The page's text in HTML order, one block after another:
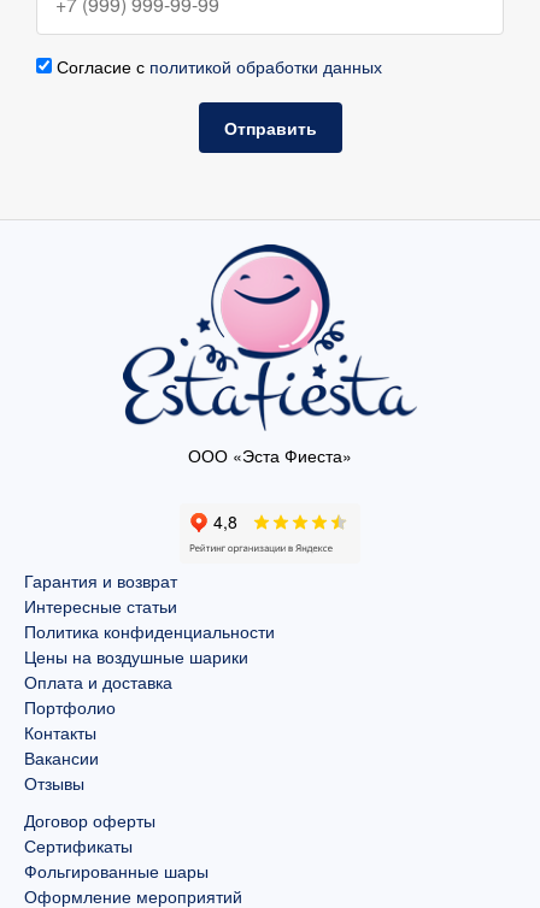
Согласие с политикой обработки данных
Отправить
ООО «Эста Фиеста»
Гарантия и возврат
Интересные статьи
Политика конфиденциальности
Цены на воздушные шарики
Оплата и доставка
Портфолио
Контакты
Вакансии
Отзывы
Договор оферты
Сертификаты
Фольгированные шары
Оформление мероприятий